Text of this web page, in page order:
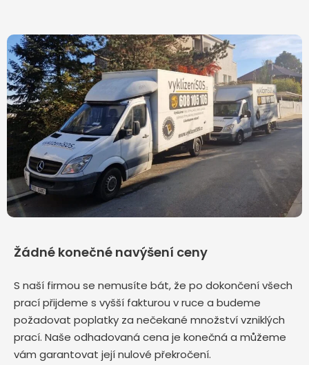
Žádné konečné navýšení ceny
S naší firmou se nemusíte bát, že po dokončení všech
prací přijdeme s vyšší fakturou v ruce a budeme
požadovat poplatky za nečekané množství vzniklých
prací. Naše odhadovaná cena je konečná a můžeme
vám garantovat její nulové překročení.